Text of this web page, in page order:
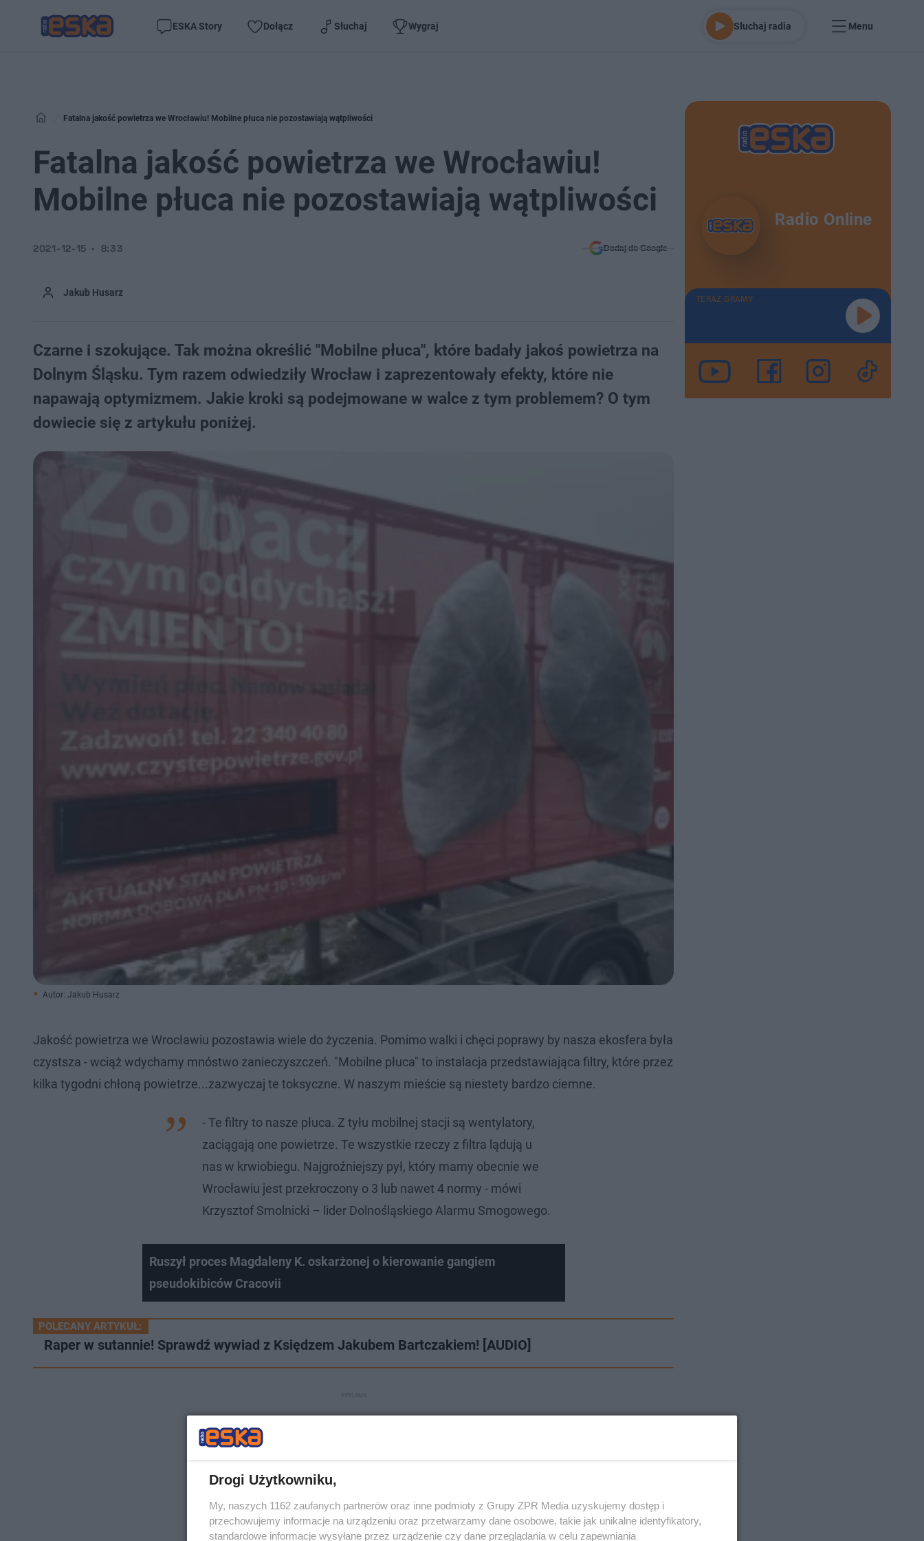
ESKA Story Dołącz Słuchaj Wygraj Słuchaj radia Menu
Fatalna jakość powietrza we Wrocławiu! Mobilne płuca nie pozostawiają wątpliwości
Fatalna jakość powietrza we Wrocławiu!
Mobilne płuca nie pozostawiają wątpliwości
Jakub Husarz
2021-12-15 8:33 Dodaj do Google
Czarne i szokujące. Tak można określić "Mobilne płuca", które badały jakoś powietrza na
Dolnym Śląsku. Tym razem odwiedziły Wrocław i zaprezentowały efekty, które nie
napawają optymizmem. Jakie kroki są podejmowane w walce z tym problemem? O tym
dowiecie się z artykułu poniżej.
Autor: Jakub Husarz
Jakość powietrza we Wrocławiu pozostawia wiele do życzenia. Pomimo walki i chęci poprawy by nasza ekosfera była
czystsza - wciąż wdychamy mnóstwo zanieczyszczeń. "Mobilne płuca" to instalacja przedstawiająca filtry, które przez
kilka tygodni chłoną powietrze...zazwyczaj te toksyczne. W naszym mieście są niestety bardzo ciemne.
- Te filtry to nasze płuca. Z tyłu mobilnej stacji są wentylatory,
zaciągają one powietrze. Te wszystkie rzeczy z filtra lądują u
nas w krwiobiegu. Najgroźniejszy pył, który mamy obecnie we
Wrocławiu jest przekroczony o 3 lub nawet 4 normy - mówi
Krzysztof Smolnicki – lider Dolnośląskiego Alarmu Smogowego.
Ruszył proces Magdaleny K. oskarżonej o kierowanie gangiem
pseudokibiców Cracovii
POLECANY ARTYKUŁ:
Raper w sutannie! Sprawdź wywiad z Księdzem Jakubem Bartczakiem! [AUDIO]
Radio Online
TERAZ GRAMY
Drogi Użytkowniku,
My, naszych 1162 zaufanych partnerów oraz inne podmioty z Grupy ZPR Media uzyskujemy dostęp i
przechowujemy informacje na urządzeniu oraz przetwarzamy dane osobowe, takie jak unikalne identyfikatory,
standardowe informacje wysyłane przez urządzenie czy dane przeglądania w celu zapewniania